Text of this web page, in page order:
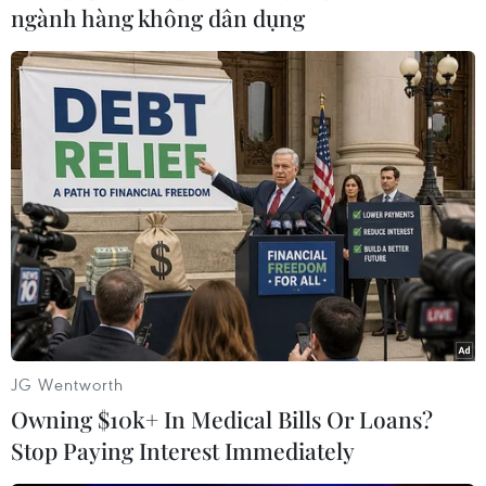
#Ukraine #trạm kiểm soát
#Krasnoarmiysk
#Donetsk
#Itar-Tass #đồ hộp
#ngũ cốc
#lực lượng dân quân
Ukraine
Theo dõi VietnamPlus
ngành hàng không dân dụng
JG Wentworth
Owning $10k+ In Medical Bills Or Loans?
Stop Paying Interest Immediately